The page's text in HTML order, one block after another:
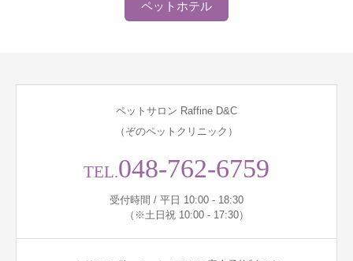
ペットホテル
ペットサロン Raffine D&C
（ぞのペットクリニック）
TEL.048-762-6759
受付時間 / 平日 10:00 - 18:30
（※土日祝 10:00 - 17:30）